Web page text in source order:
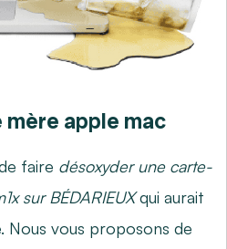
apple mac
faire désoxyder une carte-
sur BÉDARIEUXqui aurait
Nous vous proposons de